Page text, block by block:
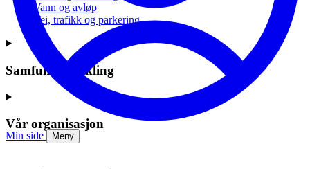
Min side Meny
Vann og avløp
Vei, trafikk og parkering
Samfunnsutvikling
Vår organisasjon